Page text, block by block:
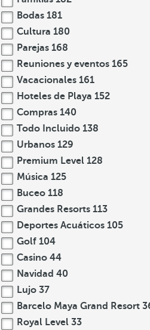
Bodas 181
Cultura 180
Parejas 168
Reuniones y eventos 165
Vacacionales 161
Hoteles de Playa 152
Compras 140
Todo Incluido 138
Urbanos 129
Premium Level 128
Música 125
Buceo 118
Grandes Resorts 113
Deportes Acuáticos 105
Golf 104
Casino 44
Navidad 40
Lujo 37
Barcelo Maya Grand Resort
Royal Level 33